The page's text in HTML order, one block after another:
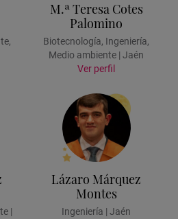
M.ª Teresa Cotes
Palomino
Biotecnología, Ingeniería,
Medio ambiente | Jaén
Ver perfil
|
Lázaro Márquez
Montes
Ingeniería | Jaén